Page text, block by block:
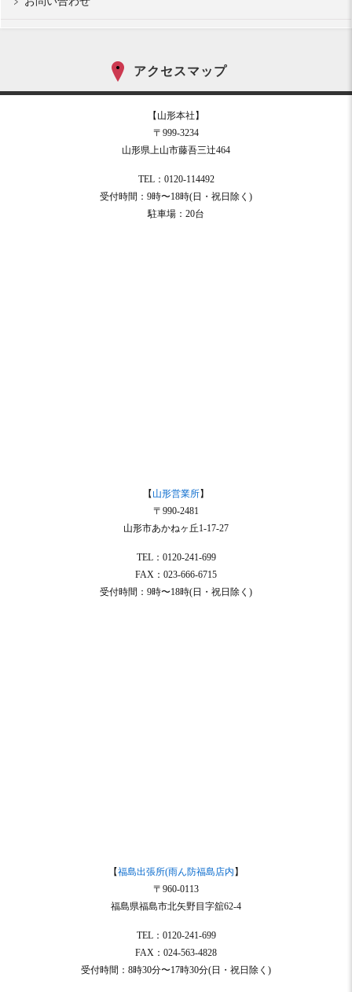
アクセスマップ
【山形本社】
〒999-3234
山形県上山市藤吾三辻464
TEL：0120-114492
受付時間：9時〜18時(日・祝日除く)
駐車場：20台
【 山形営業所】
〒990-2481
山形市あかねヶ丘1-17-27
TEL：0120-241-699
FAX：023-666-6715
受付時間：9時〜18時(日・祝日除く)
【福島出張所(雨ん防福島店内 】
〒960-0113
福島県福島市北矢野目字舘62-4
TEL：0120-241-699
FAX：024-563-4828
受付時間：8時30分〜17時30分(日・祝日除く)